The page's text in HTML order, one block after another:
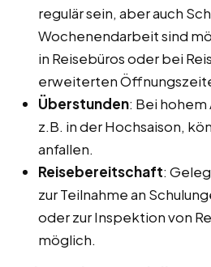
regulär sein, aber auch
Wochenendarbeit sind
in Reisebüros oder bei
erweiterten
Überstunden: Bei
z.B. in der Hochsaison,
anfallen.
Reisebereitschaft:
zur Teilnahme an
oder zur Inspektion von
möglich.